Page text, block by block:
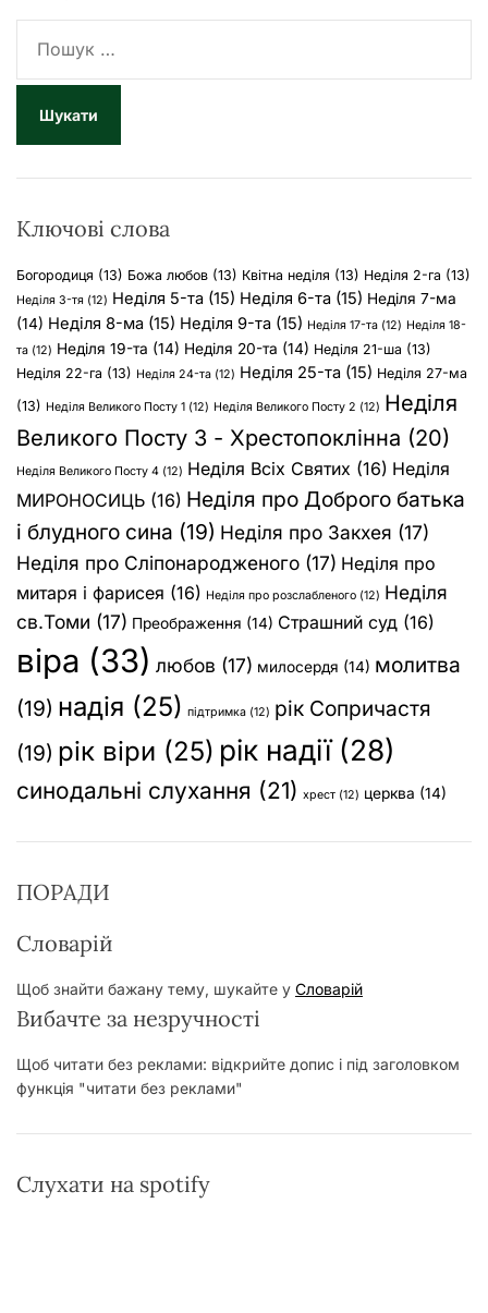
ш
к
Ключові слова
Богородиця (13) Божа любов (13) Квітна неділя (13) Неділя 2-га (13)
Неділя 3-тя (12) Неділя 5-та (15) Неділя 6-та (15) Неділя 7-ма
(14) Неділя 8-ма (15) Неділя 9-та (15) Неділя 17-та (12) Неділя 18-
та (12) Неділя 19-та (14) Неділя 20-та (14) Неділя 21-ша (13)
Неділя 22-га (13) Неділя 24-та (12) Неділя 25-та (15) Неділя 27-ма
(13) Неділя Великого Посту 1 (12) Неділя Великого Посту 2 (12) Неділя
Великого Посту 3 - Хрестопоклінна (20)
Неділя Великого Посту 4 (12) Неділя Всіх Святих (16) Неділя
МИРОНОСИЦЬ (16) Неділя про Доброго батька
і блудного сина (19) Неділя про Закхея (17)
Неділя про Сліпонародженого (17) Неділя про
митаря і фарисея (16) Неділя про розслабленого (12) Неділя
св.Томи (17) Преображення (14) Страшний суд (16)
віра (33) любов (17) милосердя (14) молитва
(19) надія (25) підтримка (12) рік Сопричастя
(19) рік віри (25) рік надії(28)
синодальні слухання (21) хрест (12) церква (14)
ПОРАДИ
Словарій
Щоб знайти бажану тему, шукайте у Словарій
Вибачте за незручності
Щоб читати без реклами: відкрийте допис і під заголовком
функція "читати без реклами"
Слухати на spotify